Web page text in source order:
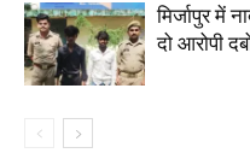
मिर्जापुर में
दो आरोपी